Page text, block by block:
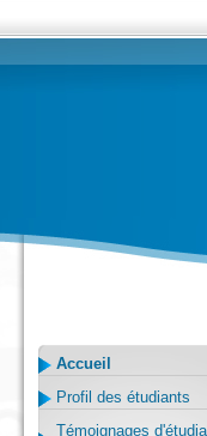
Accueil
Profil des étudiants
Témoignages